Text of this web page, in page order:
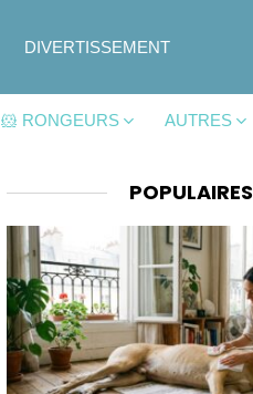
DIVERTISSEMENT
🐹 RONGEURS AUTRES
POPULAIRES